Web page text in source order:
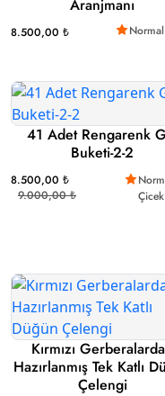
Aranjmanı
8.500,00 ₺
41 Adet Rengarenk
Buketi-2-2
8.500,00 ₺
9.000,00 ₺
Çicek
Kırmızı
Hazırlanmış Tek Katlı
Çelengi